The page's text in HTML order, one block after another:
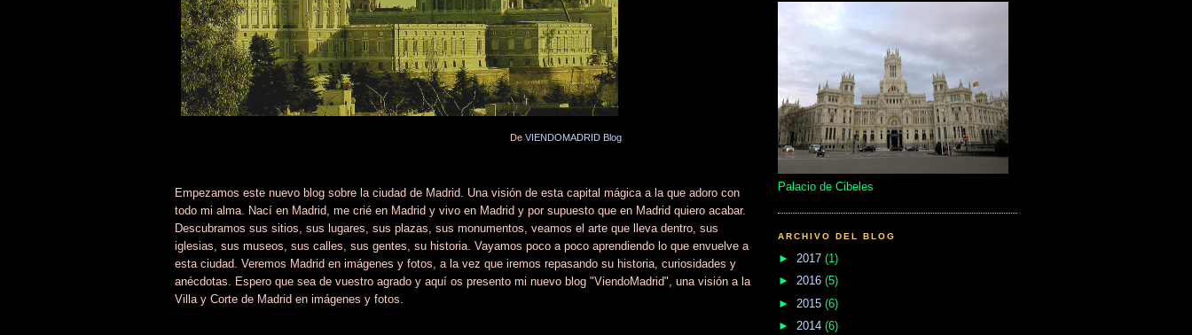
De VIENDOMADRID Blog
Empezamos este nuevo blog sobre la ciudad de Madrid. Una visión de esta capital mágica a la que adoro con
todo mi alma. Nací en Madrid, me crié en Madrid y vivo en Madrid y por supuesto que en Madrid quiero acabar.
Descubramos sus sitios, sus lugares, sus plazas, sus monumentos, veamos el arte que lleva dentro, sus
iglesias, sus museos, sus calles, sus gentes, su historia. Vayamos poco a poco aprendiendo lo que envuelve a
esta ciudad. Veremos Madrid en imágenes y fotos, a la vez que iremos repasando su historia, curiosidades y
anécdotas. Espero que sea de vuestro agrado y aquí os presento mi nuevo blog "ViendoMadrid", una visión a la
Villa y Corte de Madrid en imágenes y fotos.
Palacio de Cibeles
ARCHIVO DEL BLOG
► 2017 (1)
► 2016 (5)
► 2015 (6)
► 2014 (6)